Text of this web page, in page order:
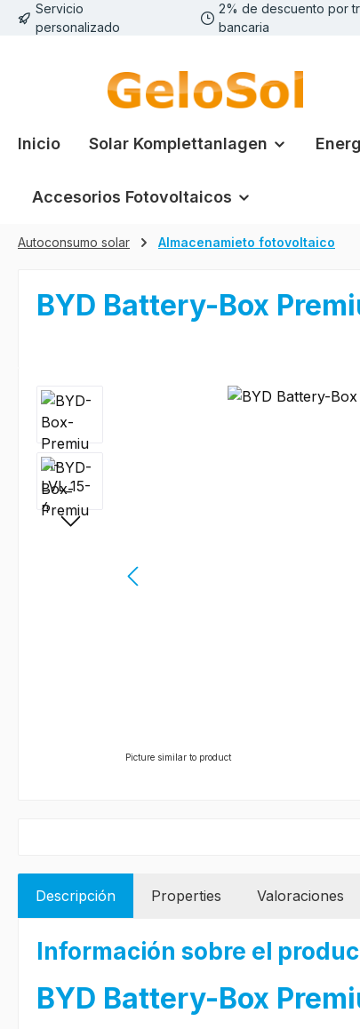
al contenido principal
Saltar a la búsqueda
Saltar a la navegación principal
Servicio
personalizado
2% de descuento por
bancaria
Inicio Solar Komplettanlagen
Accesorios Fotovoltaicos
Autoconsumo solar Almacenamieto fotovoltaico
BYD Battery-Box
Omitir galería de imágenes
Picture similar to product
Descripción Properties Valoraciones
Información sobre el
BYD Battery-Box